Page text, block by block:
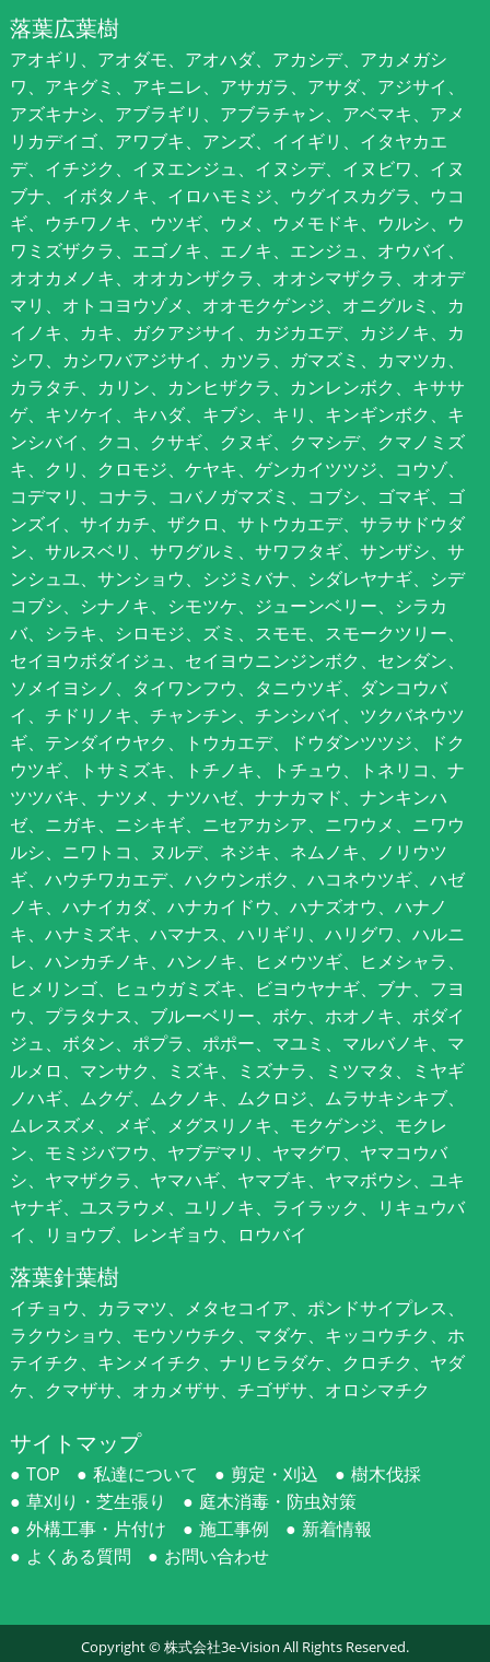
落葉広葉樹
アオギリ、アオダモ、アオハダ、アカシデ、アカメガシ
ワ、アキグミ、アキニレ、アサガラ、アサダ、アジサイ、
アズキナシ、アブラギリ、アブラチャン、アベマキ、アメ
リカデイゴ、アワブキ、アンズ、イイギリ、イタヤカエ
デ、イチジク、イヌエンジュ、イヌシデ、イヌビワ、イヌ
ブナ、イボタノキ、イロハモミジ、ウグイスカグラ、ウコ
ギ、ウチワノキ、ウツギ、ウメ、ウメモドキ、ウルシ、ウ
ワミズザクラ、エゴノキ、エノキ、エンジュ、オウバイ、
オオカメノキ、オオカンザクラ、オオシマザクラ、オオデ
マリ、オトコヨウゾメ、オオモクゲンジ、オニグルミ、カ
イノキ、カキ、ガクアジサイ、カジカエデ、カジノキ、カ
シワ、カシワバアジサイ、カツラ、ガマズミ、カマツカ、
カラタチ、カリン、カンヒザクラ、カンレンボク、キササ
ゲ、キソケイ、キハダ、キブシ、キリ、キンギンボク、キ
ンシバイ、クコ、クサギ、クヌギ、クマシデ、クマノミズ
キ、クリ、クロモジ、ケヤキ、ゲンカイツツジ、コウゾ、
コデマリ、コナラ、コバノガマズミ、コブシ、ゴマギ、ゴ
ンズイ、サイカチ、ザクロ、サトウカエデ、サラサドウダ
ン、サルスベリ、サワグルミ、サワフタギ、サンザシ、サ
ンシュユ、サンショウ、シジミバナ、シダレヤナギ、シデ
コブシ、シナノキ、シモツケ、ジューンベリー、シラカ
バ、シラキ、シロモジ、ズミ、スモモ、スモークツリー、
セイヨウボダイジュ、セイヨウニンジンボク、センダン、
ソメイヨシノ、タイワンフウ、タニウツギ、ダンコウバ
イ、チドリノキ、チャンチン、チンシバイ、ツクバネウツ
ギ、テンダイウヤク、トウカエデ、ドウダンツツジ、ドク
ウツギ、トサミズキ、トチノキ、トチュウ、トネリコ、ナ
ツツバキ、ナツメ、ナツハゼ、ナナカマド、ナンキンハ
ゼ、ニガキ、ニシキギ、ニセアカシア、ニワウメ、ニワウ
ルシ、ニワトコ、ヌルデ、ネジキ、ネムノキ、ノリウツ
ギ、ハウチワカエデ、ハクウンボク、ハコネウツギ、ハゼ
ノキ、ハナイカダ、ハナカイドウ、ハナズオウ、ハナノ
キ、ハナミズキ、ハマナス、ハリギリ、ハリグワ、ハルニ
レ、ハンカチノキ、ハンノキ、ヒメウツギ、ヒメシャラ、
ヒメリンゴ、ヒュウガミズキ、ビヨウヤナギ、ブナ、フヨ
ウ、プラタナス、ブルーベリー、ボケ、ホオノキ、ボダイ
ジュ、ボタン、ポプラ、ポポー、マユミ、マルバノキ、マ
ルメロ、マンサク、ミズキ、ミズナラ、ミツマタ、ミヤギ
ノハギ、ムクゲ、ムクノキ、ムクロジ、ムラサキシキブ、
ムレスズメ、メギ、メグスリノキ、モクゲンジ、モクレ
ン、モミジバフウ、ヤブデマリ、ヤマグワ、ヤマコウバ
シ、ヤマザクラ、ヤマハギ、ヤマブキ、ヤマボウシ、ユキ
ヤナギ、ユスラウメ、ユリノキ、ライラック、リキュウバ
イ、リョウブ、レンギョウ、ロウバイ
落葉針葉樹
イチョウ、カラマツ、メタセコイア、ポンドサイプレス、
ラクウショウ、モウソウチク、マダケ、キッコウチク、ホ
テイチク、キンメイチク、ナリヒラダケ、クロチク、ヤダ
ケ、クマザサ、オカメザサ、チゴザサ、オロシマチク
サイトマップ
TOP 私達について 剪定・刈込
樹木伐採
草刈り・芝生張り
庭木消毒・防虫対策
外構工事・片付け
施工事例
新着情報
よくある質問
お問い合わせ
Copyright ©株式会社3e-Vision All Rights Reserved.